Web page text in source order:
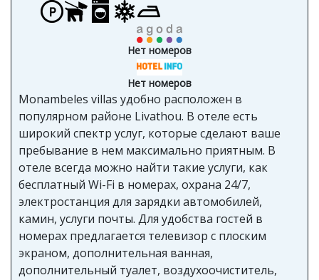
Нет номеров
Нет номеров
Monambeles villas удобно расположен в
популярном районе Livathou. В отеле есть
широкий спектр услуг, которые сделают ваше
пребывание в нем максимально приятным. В
отеле всегда можно найти такие услуги, как
бесплатный Wi-Fi в номерах, охрана 24/7,
электростанция для зарядки автомобилей,
камин, услуги почты. Для удобства гостей в
номерах предлагается телевизор с плоским
экраном, дополнительная ванная,
дополнительный туалет, воздухоочиститель,